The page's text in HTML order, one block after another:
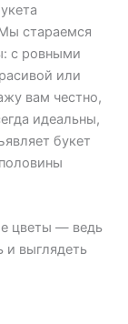
стараемся
с ровными
или
вам честно,
идеальны,
букет
цветы — ведь
и выглядеть